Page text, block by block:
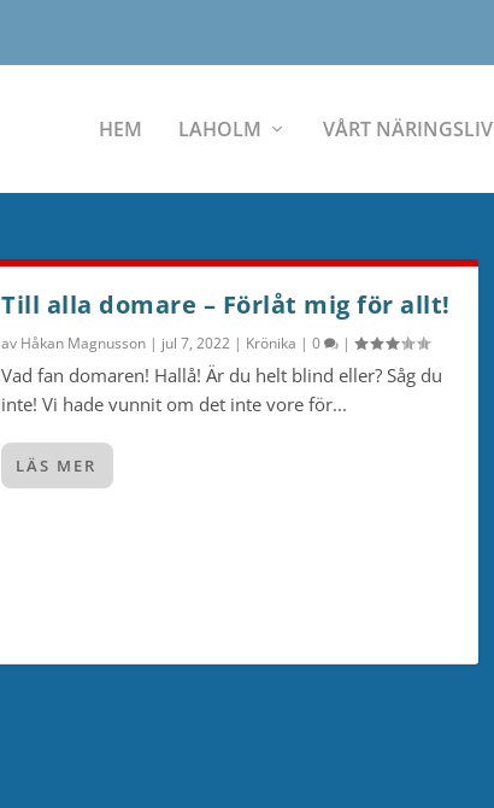
HEM LAHOLM VÅRT NÄRINGSLIV
Till alla domare – Förlåt mig för allt!
av Håkan Magnusson | jul 7, 2022 | Krönika |0 |
Vad fan domaren! Hallå! Är du helt blind eller? Såg du
inte! Vi hade vunnit om det inte vore för...
LÄS MER